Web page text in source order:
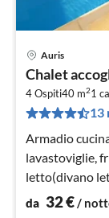
Auris
Chalet
4 Ospiti40 m21
13
Armadio
lavastoviglie,
letto(divano
matrimoniale)
da 32€/